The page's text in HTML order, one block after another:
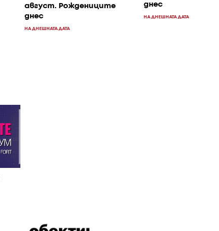
август. Рождениците
днес
НА ДНЕШНАТА ДАТА
днес
НА ДНЕШНАТА ДАТА